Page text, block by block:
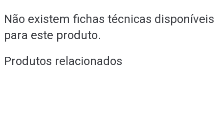
Não existem fichas técnicas disponíveis
para este produto.
Produtos relacionados